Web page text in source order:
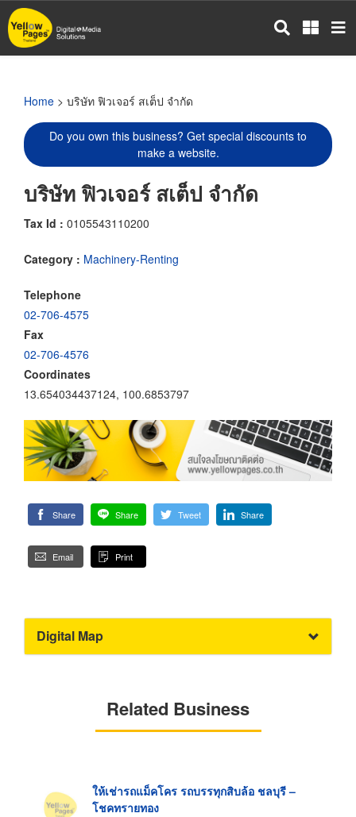
Skip
to
main
Home > บริษัท ฟิวเจอร์ สเต็ป จำกัด
Do you own this business? Get special discounts to
make a website.
บริษัท ฟิวเจอร์ สเต็ป จำกัด
Tax Id : 0105543110200
Category : Machinery-Renting
Telephone
02-706-4575
Fax
02-706-4576
Coordinates
13.654034437124, 100.6853797
Share Share Tweet Share
Email Print
Digital Map
Related Business
ให้เช่ารถแม็คโคร รถบรรทุกสิบล้อ ชลบุรี –
โชคทรายทอง